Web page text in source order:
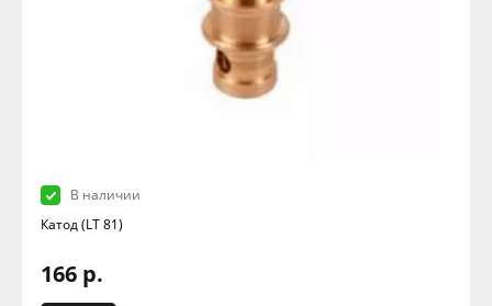
В наличии
Катод (LT 81)
166 р.